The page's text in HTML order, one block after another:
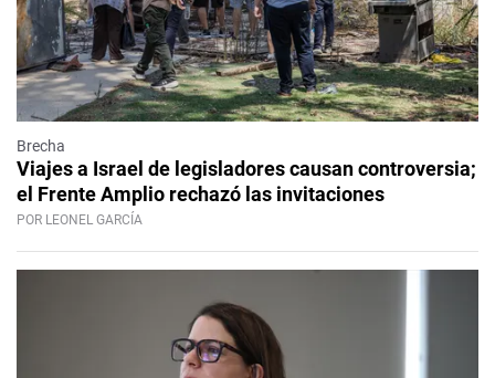
Brecha
Viajes a Israel de legisladores causan controversia;
el Frente Amplio rechazó las invitaciones
POR LEONEL GARCÍA